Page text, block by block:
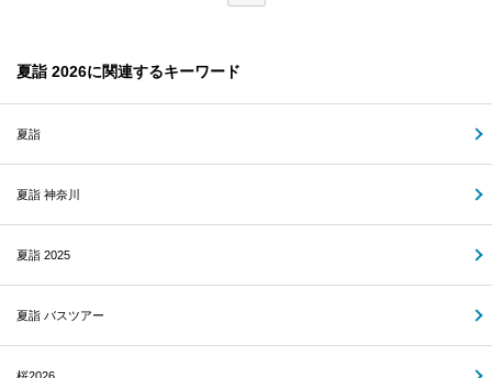
夏詣 2026に関連するキーワード
夏詣
夏詣 神奈川
夏詣 2025
夏詣 バスツアー